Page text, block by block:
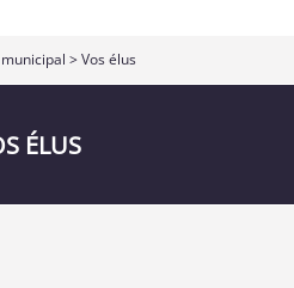
>Vos élus
ÉLUS